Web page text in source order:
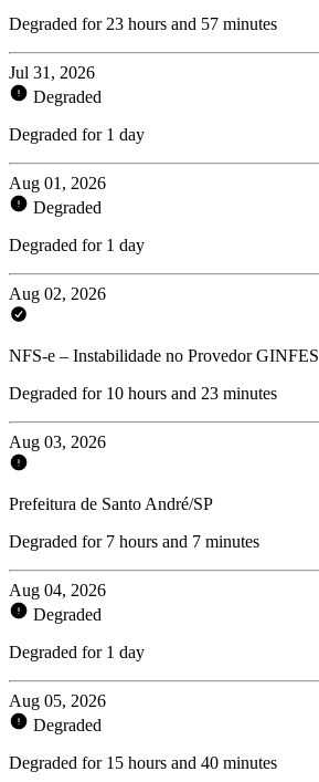
Degraded for 23 hours and 57 minutes
Jul 31, 2026
Degraded
Degraded for 1 day
Aug 01, 2026
Degraded
Degraded for 1 day
Aug 02, 2026
NFS-e – Instabilidade no Provedor GINFES
Degraded for 10 hours and 23 minutes
Aug 03, 2026
Prefeitura de Santo André/SP
Degraded for 7 hours and 7 minutes
Aug 04, 2026
Degraded
Degraded for 1 day
Aug 05, 2026
Degraded
Degraded for 15 hours and 40 minutes